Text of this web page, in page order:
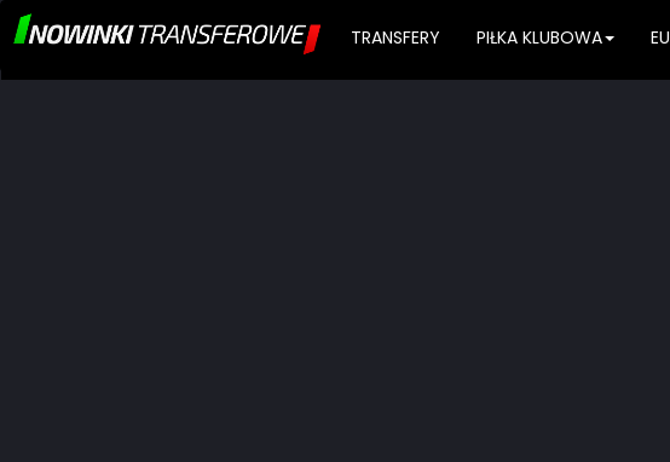
TRANSFERY PIŁKA KLUBOWA